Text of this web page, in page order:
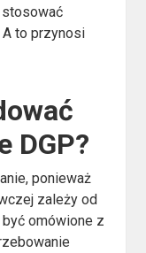
stosować
A to przynosi
DGP?
ponieważ
zależy od
omówione z